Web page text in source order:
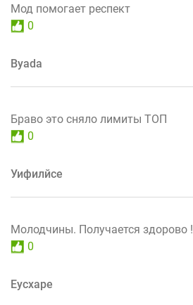
Мод помогает респект
0
Byada
Браво это сняло лимиты ТОП
0
Уифилйсе
Молодчины. Получается здорово !
0
Еусхаре